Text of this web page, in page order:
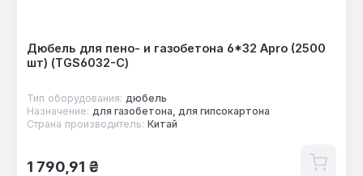
Дюбель для пено- и газобетона 6*32 Apro (2500
шт) (TGS6032-C)
Тип оборудования: дюбель
Назначение: для газобетона, для гипсокартона
Страна производитель: Китай
Обычная цена:
1 790,91 ₴